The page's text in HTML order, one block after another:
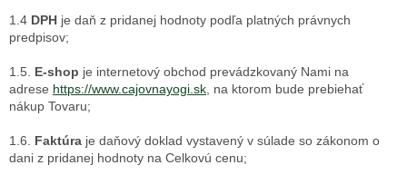
1.4 DPH je daň z pridanej hodnoty podľa platných právnych
predpisov;
1.5. E-shop je internetový obchod prevádzkovaný Nami na
adrese https://www.cajovnayogi.sk , na ktorom bude prebiehať
nákup Tovaru;
1.6. Faktúra je daňový doklad vystavený v súlade so zákonom o
dani z pridanej hodnoty na Celkovú cenu;